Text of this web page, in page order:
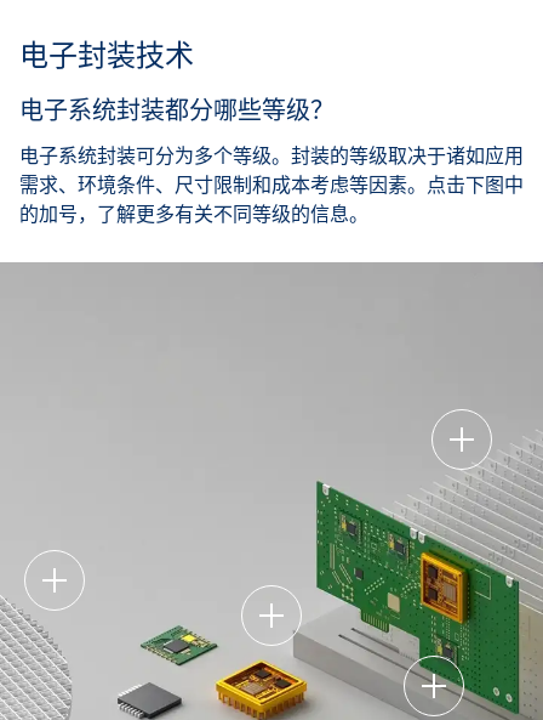
电子封装技术
电子系统封装都分哪些等级？
电子系统封装可分为多个等级。封装的等级取决于诸如应用
需求、环境条件、尺寸限制和成本考虑等因素。点击下图中
的加号，了解更多有关不同等级的信息。